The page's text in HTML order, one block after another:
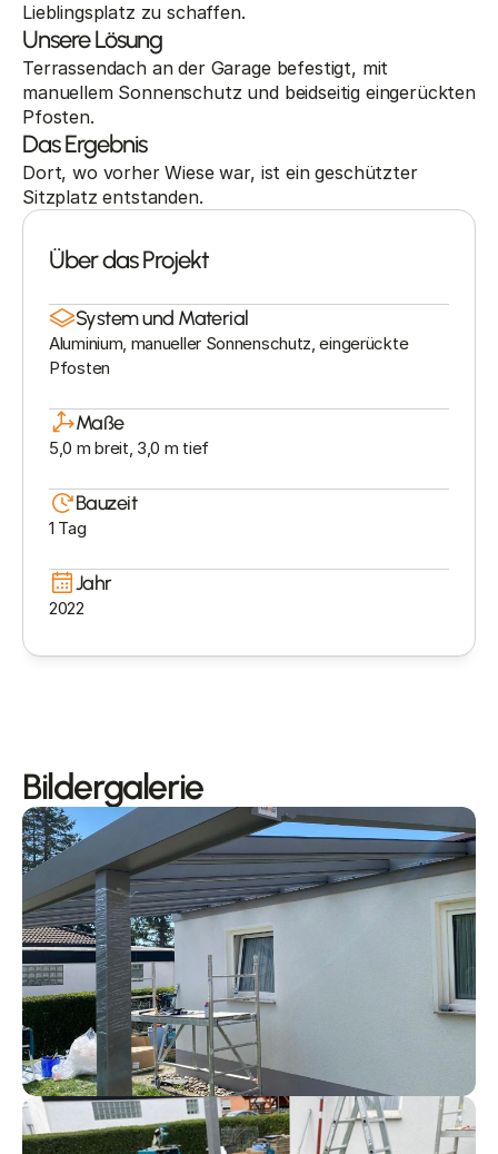
Lieblingsplatz zu schaffen.
Unsere Lösung
Terrassendach an der Garage befestigt, mit
manuellem Sonnenschutz und beidseitig eingerückten
Pfosten.
Das Ergebnis
Dort, wo vorher Wiese war, ist ein geschützter
Sitzplatz entstanden.
Über das Projekt
System und Material
Aluminium, manueller Sonnenschutz, eingerückte
Pfosten
Maße
5,0 m breit, 3,0 m tief
Bauzeit
1 Tag
Jahr
2022
Bildergalerie